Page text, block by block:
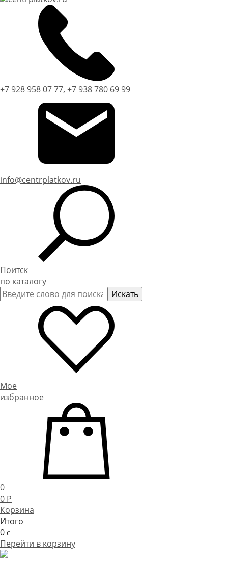
+7 928 958 07 77, +7 938 780 69 99
info@centrplatkov.ru
Поитск
по каталогу
Мое
избранное
0
0 P
Корзина
Итого
0 c
Перейти в корзину